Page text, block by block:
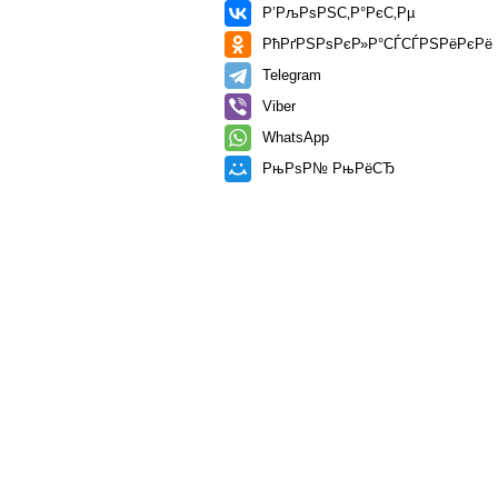
Р’РљРѕРЅС‚Р°РєС‚Рµ
РћРґРЅРѕРєР»Р°СЃСЃРЅРёРєРё
Telegram
Viber
WhatsApp
РњРѕР№ РњРёСЂ